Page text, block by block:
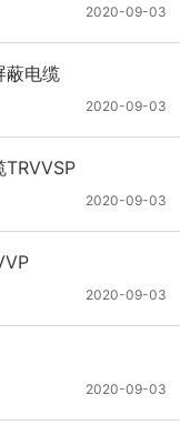
2020-09-03
蔽电缆
2020-09-03
TRVVSP
2020-09-03
2020-09-03
2020-09-03